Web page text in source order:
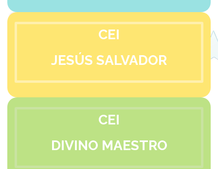
CEI
JESÚS SALVADOR
CEI
DIVINO MAESTRO